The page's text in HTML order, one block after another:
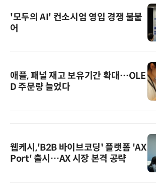
'모두의 AI' 컨소시엄 영입 경쟁 불붙
어
애플, 패널 재고 보유기간 확대…OLE
D 주문량 늘었다
웹케시,'B2B 바이브코딩' 플랫폼 'AX
Port' 출시…AX 시장 본격 공략